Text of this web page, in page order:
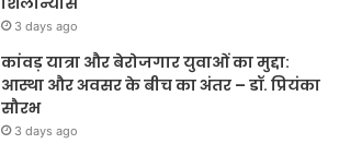
3 days ago
कांवड़ यात्रा और बेरोजगार युवाओं का मुद्दा:
आस्था और अवसर के बीच का अंतर – डॉ. प्रियंका
सौरभ
3 days ago